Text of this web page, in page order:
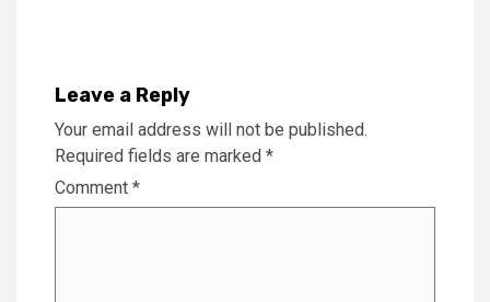
Leave a Reply
Your email address will not be published.
Required fields are marked *
Comment *